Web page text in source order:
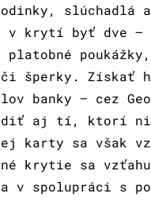
v krytí byť dve –
šperky. Získať
banky – cez
aj tí, ktorí
karty sa však
krytie sa
v spolupráci s